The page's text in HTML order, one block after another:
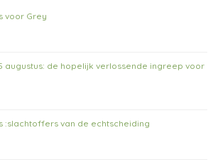
voor Grey
augustus: de hopelijk verlossende ingreep voor
:slachtoffers van de echtscheiding